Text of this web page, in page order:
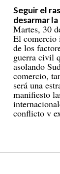
Seguir el
desarmar
Martes, 30
El comercio
de los
guerra civil
asolando
comercio,
será una
manifiesto
conflicto y